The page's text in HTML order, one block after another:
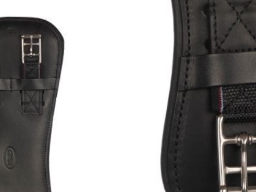
Singel
singel
paarden of paarden met singeldwang
bevelen voor paarden waarbij het zadel de neiging heeft
te schuiven
hoogwaardig leer
voering aan de binnenkant
in de maten 35cm, 40cm, 45cm en 50cm